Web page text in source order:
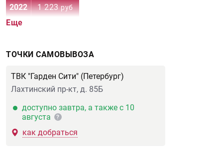
2022 1 223руб
Еще
ТОЧКИ САМОВЫВОЗА
ТВК "Гарден Сити" (Петербург)
Лахтинский пр-кт, д. 85Б
доступно завтра, а также с 10
августа
?
как добраться